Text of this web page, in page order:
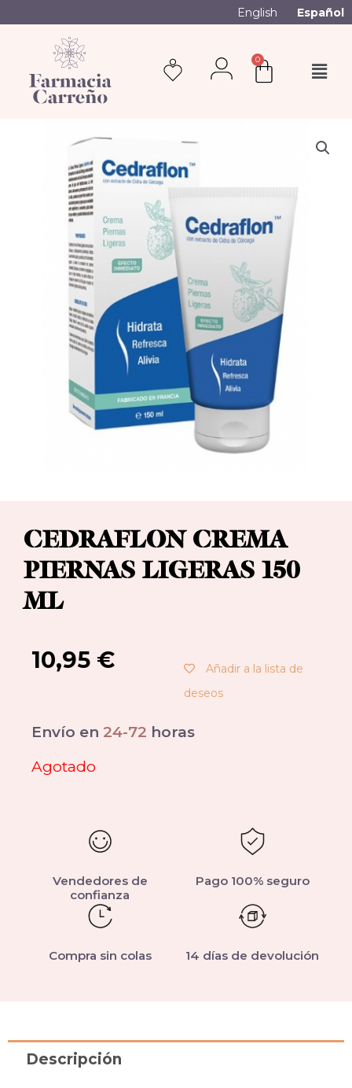
English Español
0
CEDRAFLON CREMA
PIERNAS LIGERAS 150
ML
10,95 €
Añadir a la lista de
deseos
Envío en 24-72 horas
Agotado
Vendedores de
confianza
Pago 100% seguro
Compra sin colas 14 días de devolución
Descripción